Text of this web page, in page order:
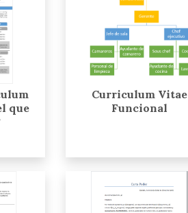
que
Curriculum Vitae
Funcional